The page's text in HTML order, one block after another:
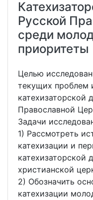
Русской
среди
приоритеты
Целью
текущих проблем
катехизаторской
Православной
Задачи
1) Рассмотреть
катехизации и
катехизаторской
христианской
2) Обозначить
катехизации